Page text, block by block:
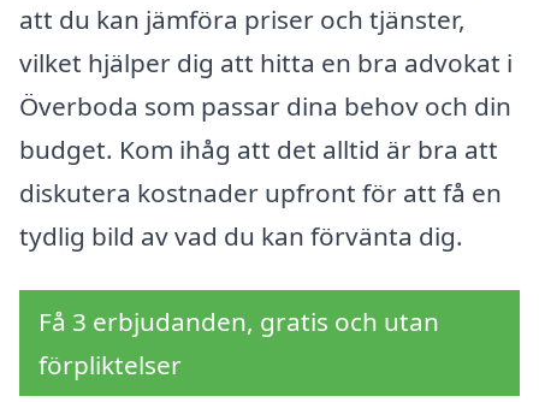
att du kan jämföra priser och tjänster,
vilket hjälper dig att hitta en bra advokat i
Överboda som passar dina behov och din
budget. Kom ihåg att det alltid är bra att
diskutera kostnader upfront för att få en
tydlig bild av vad du kan förvänta dig.
Få 3 erbjudanden, gratis och utan
förpliktelser